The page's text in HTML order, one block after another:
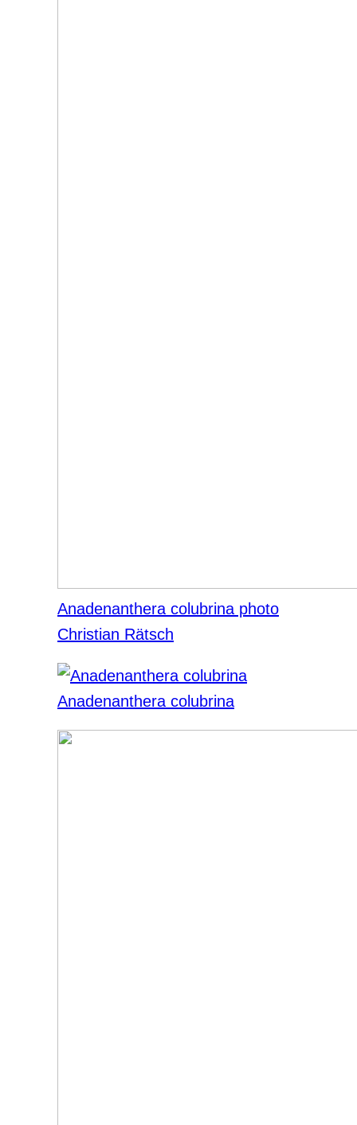
Anadenanthera colubrina photo
Christian Rätsch
Anadenanthera colubrina